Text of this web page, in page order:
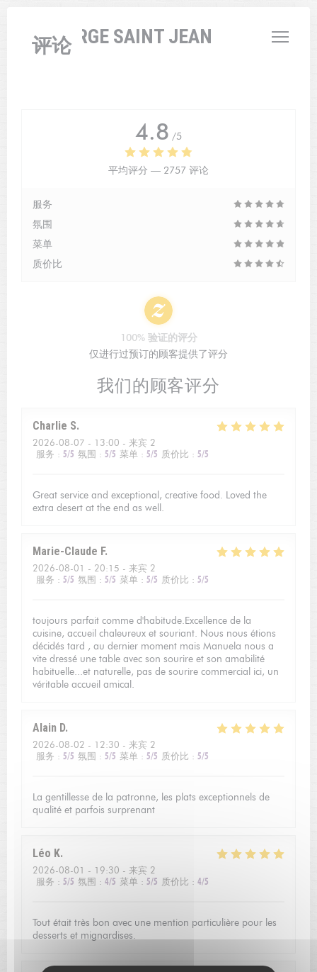
L'AUBERGE SAINT JEAN
评论
我们的顾客评分
Charlie S
2026-08-07 - 13:00 - 来宾 2
服务 : 5/5 氛围 : 5/5 菜单 : 5/5 质价比 : 5/5
Great service and exceptional, creative food. Loved the
extra desert at the end as well.
Marie-Claude F
2026-08-01 - 20:15 - 来宾 2
服务 : 5/5 氛围 : 5/5 菜单 : 5/5 质价比 : 5/5
toujours parfait comme d'habitude.Excellence de la
cuisine, accueil chaleureux et souriant. Nous nous étions
décidés tard , au dernier moment mais Manuela nous a
vite dressé une table avec son sourire et son amabilité
habituelle...et naturelle, pas de sourire commercial ici, un
véritable accueil amical.
Alain D
2026-08-02 - 12:30 - 来宾 2
服务 : 5/5 氛围 : 5/5 菜单 : 5/5 质价比 : 5/5
La gentillesse de la patronne, les plats exceptionnels de
qualité et parfois surprenant
Léo K
2026-08-01 - 19:30 - 来宾 2
服务 : 5/5 氛围 : 4/5 菜单 : 5/5 质价比 : 4/5
Tout était très bon avec une mention particulière pour les
desserts et mignardises.
4.8 /5
平均评分 — 2757 评论
服务
氛围
菜单
质价比
100% 验证的评分
仅进行过预订的顾客提供了评分